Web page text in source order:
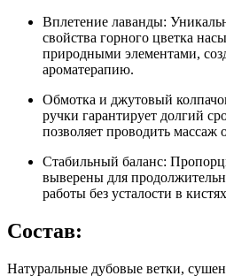
Вплетение лаванды:
свойства горного цветка
природными элементами,
ароматерапию.
Обмотка и джутовый
ручки гарантирует долгий
позволяет проводить массаж
Стабильный баланс:
выверены для
работы без усталости в
Состав:
Натуральные дубовые ветки,